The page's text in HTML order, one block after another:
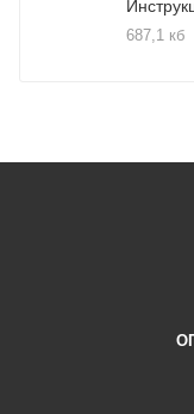
687,1 кб